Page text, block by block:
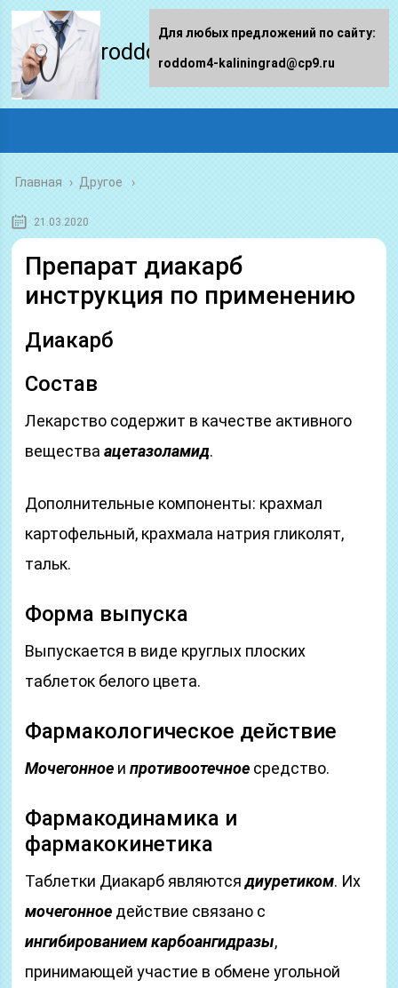
roddom4-kaliningrad.ru
Главная › Другое
21.03.2020
Препарат диакарб
инструкция по применению
Диакарб
Состав
Лекарство содержит в качестве активного
веществаацетазоламид.
Дополнительные компоненты: крахмал
картофельный, крахмала натрия гликолят,
тальк.
Форма выпуска
Выпускается в виде круглых плоских
таблеток белого цвета.
Фармакологическое действие
Мочегонное ипротивоотечное средство.
Фармакодинамика и
фармакокинетика
Таблетки Диакарб являютсядиуретиком. Их
мочегонное действие связано с
ингибированием карбоангидразы,
принимающей участие в обмене угольной
Для любых предложений по сайту:
roddom4-kaliningrad@cp9.ru